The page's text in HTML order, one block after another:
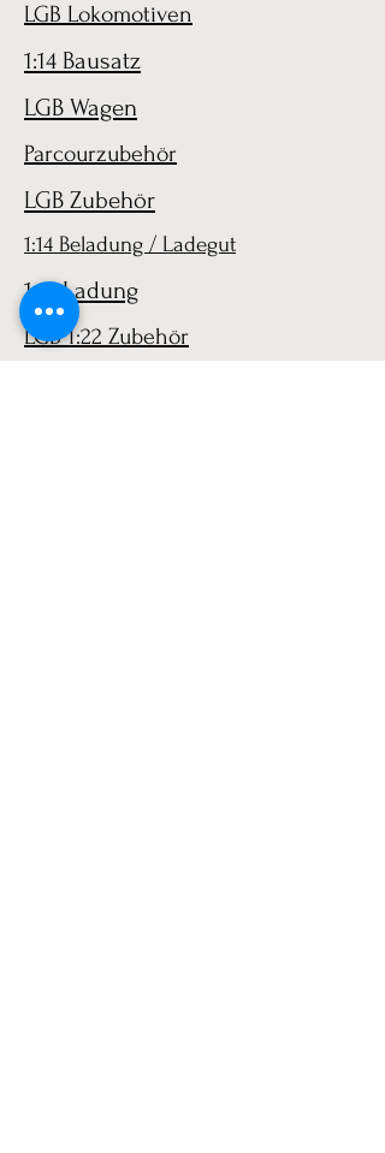
LGB Lokomotiven
1:14 Bausatz
LGB Wagen
Parcourzubehör
LGB Zubehör
1:14 Beladung / Ladegut
1:14 Ladung
LGB 1:22 Zubehör